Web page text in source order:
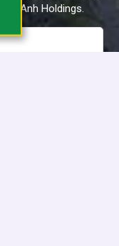
Anh Holdings.